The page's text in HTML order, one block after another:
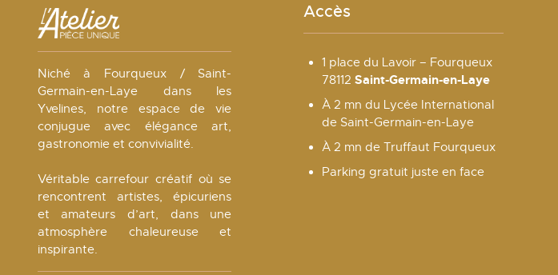
Niché à Fourqueux / Saint-
Germain-en-Laye dans les
Yvelines, notre espace de vie
conjugue avec élégance art,
gastronomie et convivialité.
Véritable carrefour créatif où se
rencontrent artistes, épicuriens
et amateurs d’art, dans une
atmosphère chaleureuse et
inspirante.
Accès
1 place du Lavoir – Fourqueux
78112 Saint-Germain-en-Laye
À 2 mn du Lycée International
de Saint-Germain-en-Laye
À 2 mn de Truffaut Fourqueux
Parking gratuit juste en face